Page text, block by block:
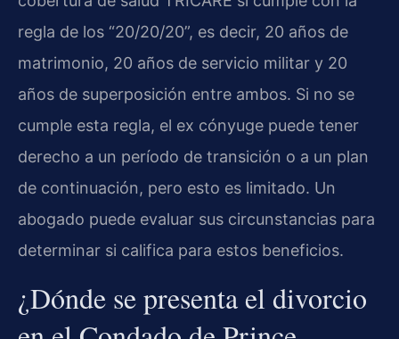
regla de los “20/20/20”, es decir, 20 años de
matrimonio, 20 años de servicio militar y 20
años de superposición entre ambos. Si no se
cumple esta regla, el ex cónyuge puede tener
derecho a un período de transición o a un plan
de continuación, pero esto es limitado. Un
abogado puede evaluar sus circunstancias para
determinar si califica para estos beneficios.
¿Dónde se presenta el divorcio